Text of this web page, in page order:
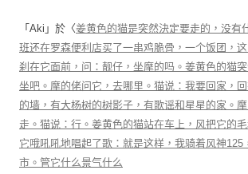
「 Aki 」於〈姜黄色的猫是突然決定要走的，没有
班还在罗森便利店买了一串鸡脆骨，一个饭团，
刹在它面前，问：靓仔，坐摩的吗。姜黄色的猫
坐吧。摩的佬问它，去哪里。猫说：我要回家，
的墙，有大杨树的树影子，有歌谣和星星的家。
走。猫说：行。姜黄色的猫站在车上，风把它的毛
它哦吼吼地唱起了歌：就是这样，我骑着风神125
市。管它什么景气什么